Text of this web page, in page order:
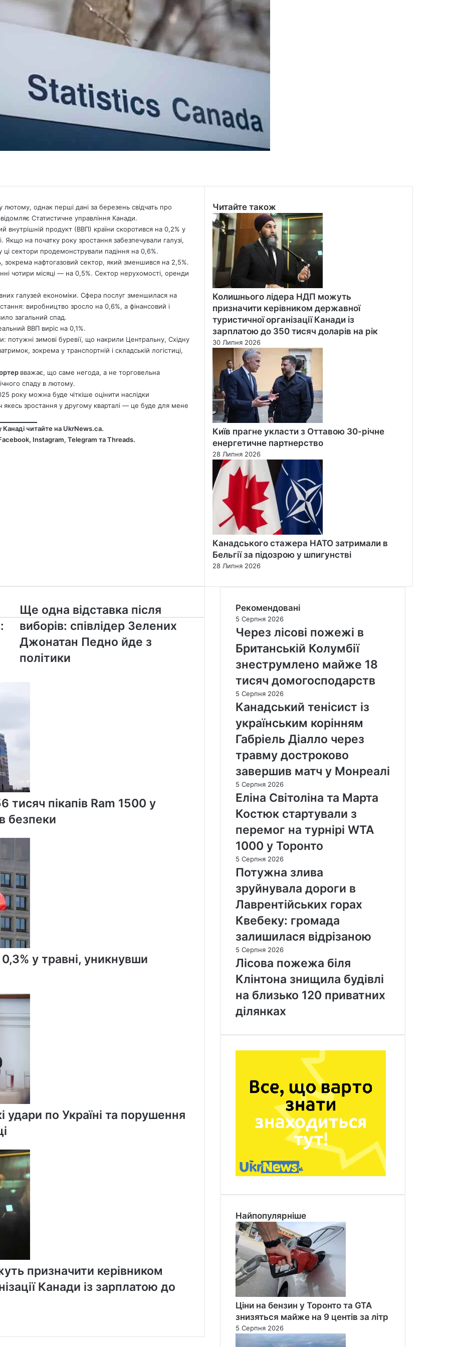
однак перші дані за березень свідчать про
Статистичне управління Канади.
внутрішній продукт (ВВП) країни скоротився на 0,2% у
Якщо на початку року зростання забезпечували галузі,
сектори продемонстрували падіння на 0,6%.
нафтогазовий сектор, який зменшився на 2,5%.
чотири місяці — на 0,5%. Сектор нерухомості, оренди
галузей економіки. Сфера послуг зменшилася на
виробництво зросло на 0,6%, а фінансовий і
загальний спад.
ВВП виріс на 0,1%.
потужні зимові буревії, що накрили Центральну, Східну
зокрема у транспортній і складській логістиці,
вважає, що саме негода, а не торговельна
спаду в лютому.
року можна буде чіткіше оцінити наслідки
зростання у другому кварталі — це буде для мене
Канаді читайте на UkrNews.ca.
, Instagram, Telegram таThreads.
Ще
одна
відставка
після
виборів:
співлідер
Ще одна відставка після
виборів: співлідер Зелених
Джонатан Педно йде з
політики
тисяч пікапів Ram 1500 у
безпеки
у травні, уникнувши
удари по Україні та порушення
призначити керівником
Канади із зарплатою до
Читайте також
Close
Колишнього лідера НДП можуть
призначити керівником державної
туристичної організації Канади із
зарплатою до 350 тисяч доларів на рік
30 Липня 2026
Київ прагне укласти з Оттавою 30-річне
енергетичне партнерство
28 Липня 2026
Канадського стажера НАТО затримали в
Бельгії за підозрою у шпигунстві
28 Липня 2026
Рекомендовані
5 Серпня 2026
Через лісові пожежі в
Британській Колумбії
знеструмлено майже 18
тисяч домогосподарств
5 Серпня 2026
Канадський тенісист із
українським корінням
Габріель Діалло через
травму достроково
завершив матч у Монреалі
5 Серпня 2026
Еліна Світоліна та Марта
Костюк стартували з
перемог на турнірі WTA
1000 у Торонто
5 Серпня 2026
Потужна злива
зруйнувала дороги в
Лаврентійських горах
Квебеку: громада
залишилася відрізаною
5 Серпня 2026
Лісова пожежа біля
Клінтона знищила будівлі
на близько 120 приватних
ділянках
Найпопулярніше
Ціни на бензин у Торонто та GTA
знизяться майже на 9 центів за літр
5 Серпня 2026